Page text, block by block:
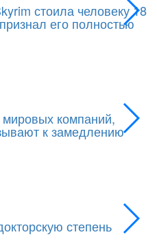
стоила человеку 18
его полностью
компаний,
к замедлению
степень